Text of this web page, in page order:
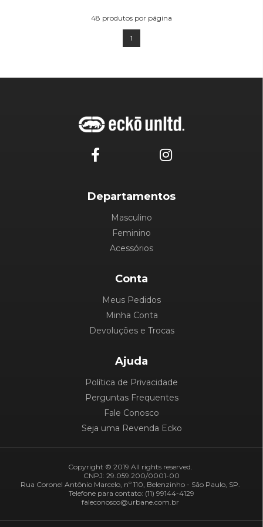
48 produtos por página
1
Departamentos
Masculino
Feminino
Acessórios
Conta
Meus Pedidos
Minha Conta
Devoluções e Trocas
Ajuda
Política de Privacidade
Perguntas Frequentes
Fale Conosco
Seja uma Revenda Ecko
Copyright © 2019 All rights reserved.
CNPJ: 29.059.200/0001-00
Rua Coronel Antônio Marcelo, nº 110, Belenzinho - São Paulo, SP.
Telefone para contato: (11) 99144-4129
faleconosco@urbane.com.br